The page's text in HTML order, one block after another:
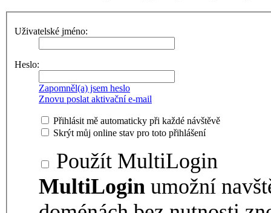
Uživatelské jméno:
Heslo:
Zapomněl(a) jsem heslo
Znovu poslat aktivační e-mail
Přihlásit mě automaticky při každé návštěvě
Skrýt můj online stav pro toto přihlášení
Použít MultiLogin
MultiLogin umožní